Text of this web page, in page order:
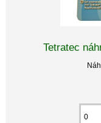
Tetratec